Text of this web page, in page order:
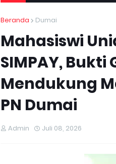
Beranda Dumai
Mahasiswi
SIMPAY,
Mendukung
PN Dumai
Admin Juli 08, 2026